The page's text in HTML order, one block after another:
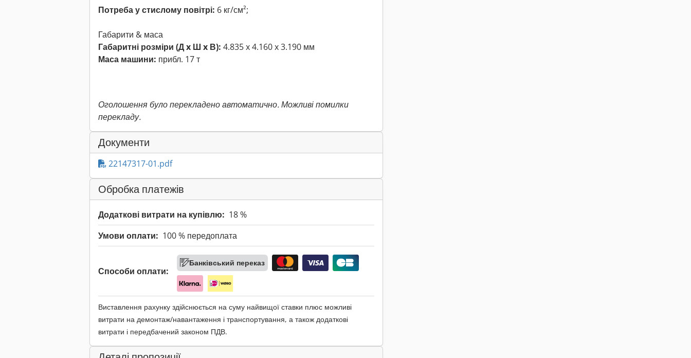
Потреба у стислому повітрі: 6 кг/см²;
Габарити & маса
Габаритні розміри (Д x Ш x В): 4.835 x 4.160 x 3.190 мм
Маса машини: прибл. 17 т
Оголошення було перекладено автоматично. Можливі помилки
перекладу.
Документи
22147317-01.pdf
Обробка платежів
Додаткові витрати на купівлю: 18 %
Умови оплати: 100 % передоплата
Способи оплати:
Банківський переказ
Виставлення рахунку здійснюється на суму найвищої ставки плюс можливі
витрати на демонтаж/навантаження і транспортування, а також додаткові
витрати і передбачений законом ПДВ.